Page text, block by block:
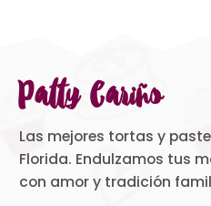
Patty Cariño
Las mejores tortas y
Florida. Endulzamos tus
con amor y tradición